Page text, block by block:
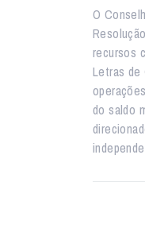
O
recursos
Letras de
do saldo